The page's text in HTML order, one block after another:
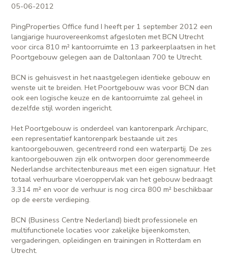
05-06-2012
PingProperties Office fund I heeft per 1 september 2012 een
langjarige huurovereenkomst afgesloten met BCN Utrecht
voor circa 810 m² kantoorruimte en 13 parkeerplaatsen in het
Poortgebouw gelegen aan de Daltonlaan 700 te Utrecht.
BCN is gehuisvest in het naastgelegen identieke gebouw en
wenste uit te breiden. Het Poortgebouw was voor BCN dan
ook een logische keuze en de kantoorruimte zal geheel in
dezelfde stijl worden ingericht.
Het Poortgebouw is onderdeel van kantorenpark Archiparc,
een representatief kantorenpark bestaande uit zes
kantoorgebouwen, gecentreerd rond een waterpartij. De zes
kantoorgebouwen zijn elk ontworpen door gerenommeerde
Nederlandse architectenbureaus met een eigen signatuur. Het
totaal verhuurbare vloeroppervlak van het gebouw bedraagt
3.314 m² en voor de verhuur is nog circa 800 m² beschikbaar
op de eerste verdieping.
BCN (Business Centre Nederland) biedt professionele en
multifunctionele locaties voor zakelijke bijeenkomsten,
vergaderingen, opleidingen en trainingen in Rotterdam en
Utrecht.